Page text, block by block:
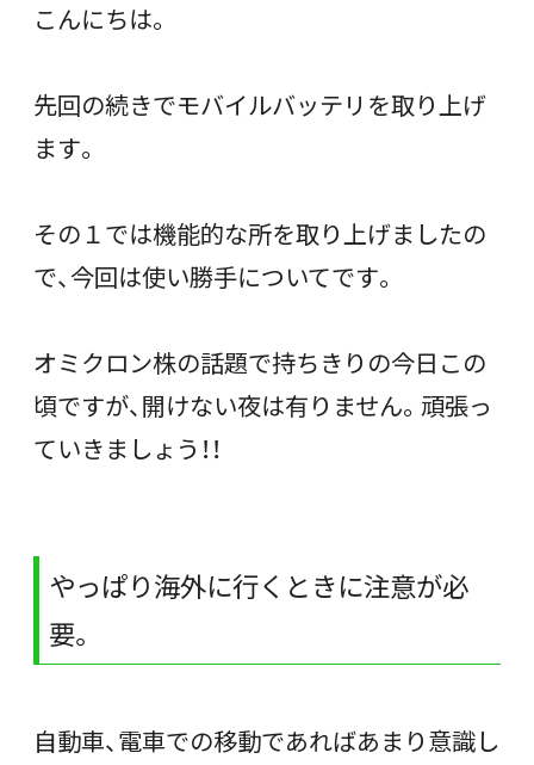
こんにちは。
先回の続きでモバイルバッテリを取り上げ
ます。
その１では機能的な所を取り上げましたの
で、今回は使い勝手についてです。
オミクロン株の話題で持ちきりの今日この
頃ですが、開けない夜は有りません。頑張っ
ていきましょう！！
やっぱり海外に行くときに注意が必
要。
自動車、電車での移動であればあまり意識し